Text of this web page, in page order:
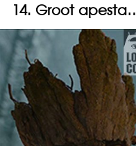
14. Groot